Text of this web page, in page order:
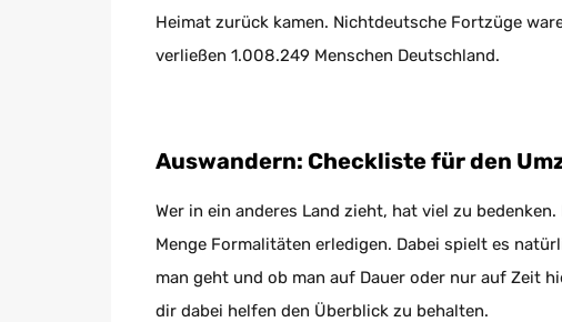
Heimat zurück kamen. Nichtdeutsche Fortzüge
verließen 1.008.249 Menschen Deutschland.
Auswandern: Checkliste für den
Wer in ein anderes Land zieht, hat viel zu
Menge Formalitäten erledigen. Dabei spielt es
man geht und ob man auf Dauer oder nur auf Zeit
dir dabei helfen den Überblick zu behalten.